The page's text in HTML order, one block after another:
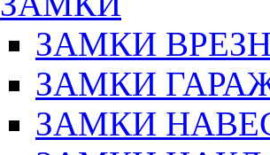
ЗАМКИ
ЗАМКИ
ЗАМКИ